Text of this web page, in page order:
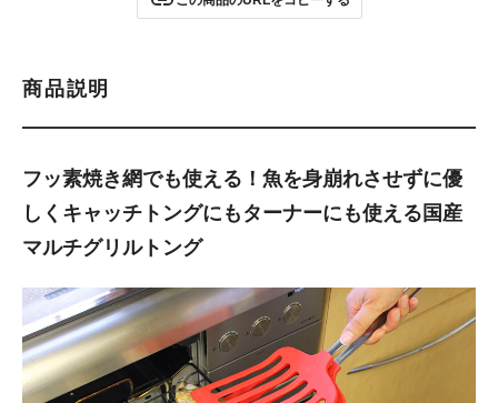
商品説明
フッ素焼き網でも使える！魚を身崩れさせずに優
しくキャッチ トングにもターナーにも使える国産
マルチグリルトング